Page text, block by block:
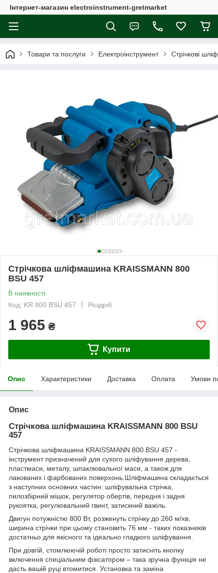
Інтернет-магазин electroinstrument-gretmarket
Товари та послуги Електроінструмент Стрічкові
Стрічкова шліфмашина KRAISSMANN 800
BSU 457
В наявності
Код: KR 800 BSU 457
Роздріб
1 965 ₴
Купити
Опис Характеристики Доставка Оплата Умови
Опис
Стрічкова шліфмашина KRAISSMANN 800 BSU
457
Стрічкова шліфмашина KRAISSMANN 800 BSU 457 -
інструмент призначений для сухого шліфування дерева,
пластмаси, металу, шпаклювальної маси, а також для
лакованих і фарбованих поверхонь.Шліфмашина складається
з наступних основних частин: шліфувальна стрічка,
пилозбірний мішок, регулятор обертів, передня і задня
рукоятка, регулювальний гвинт, затискний важіль.
Двигун потужністю 800 Вт, розженуть стрічку до 260 м/хв,
ширина стрічки при цьому становить 76 мм - таких показників
достатньо для якісного та ідеально гладкого шліфування.
При довгій, стомлюючій роботі просто затисніть кнопку
включення спеціальним фіксатором – така зручна функція не
дасть вашій руці втомитися. Установка та заміна